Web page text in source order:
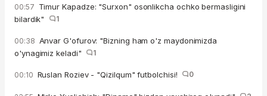
00:57 Timur Kapadze: "Surxon" osonlikcha ochko bermasligini
bilardik"
1
00:38 Anvar G'ofurov: "Bizning ham o'z maydonimizda
o'ynagimiz keladi"
1
00:10 Ruslan Roziev - "Qizilqum" futbolchisi! 0